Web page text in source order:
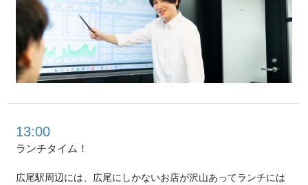
13:00
ランチタイム！
広尾駅周辺には、広尾にしかないお店が沢山あってランチには